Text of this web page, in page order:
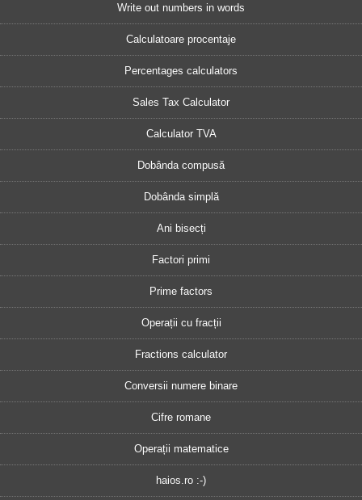
Write out numbers in words
Calculatoare procentaje
Percentages calculators
Sales Tax Calculator
Calculator TVA
Dobânda compusă
Dobânda simplă
Ani bisecți
Factori primi
Prime factors
Operații cu fracții
Fractions calculator
Conversii numere binare
Cifre romane
Operații matematice
haios.ro :-)